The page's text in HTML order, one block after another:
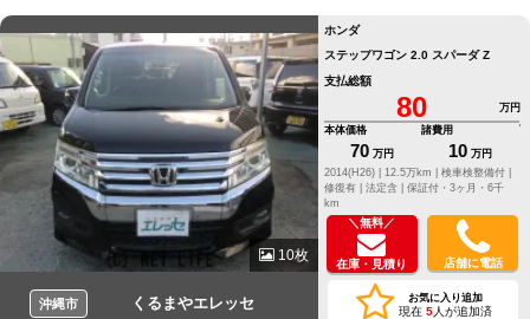
10枚
沖縄市 くるまやエレッセ
ホンダ
ステップワゴン 2.0 スパーダ Z
支払総額
80
万円
本体価格
70 万円
諸費用
10 万円
2014(H26) |
12.5万km |
検車検整備付 |
修復有 | 法定含 | 保証付・3ヶ月・6千
km
＼無料／
在庫・見積り 店舗に電話
お気に入り追加
現在 5人が追加済